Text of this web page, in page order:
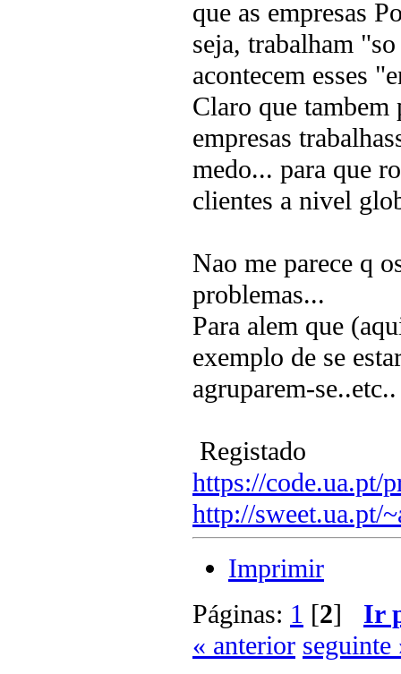
que as empresas
seja, trabalham
acontecem esses
Claro que tambem
empresas
medo... para que
clientes a nivel
Nao me parece q
problemas...
Para alem que
exemplo de se
agruparem-se..etc..
Registado
https://code.ua.pt/
http://sweet.ua.pt/
Imprimir
Páginas: 1 [2] Ir
« anterior seguinte